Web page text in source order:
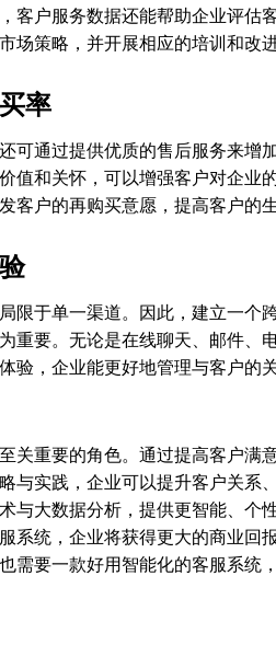
客户服务数据还能帮助企业评估
场策略，并开展相应的培训和改
率
可通过提供优质的售后服务来增
值和关怀，可以增强客户对企业
客户的再购买意愿，提高客户的
限于单一渠道。因此，建立一个
重要。无论是在线聊天、邮件、
验，企业能更好地管理与客户的
关重要的角色。通过提高客户满
与实践，企业可以提升客户关系
与大数据分析，提供更智能、个
系统，企业将获得更大的商业回
需要一款好用智能化的客服系统